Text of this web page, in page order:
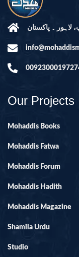
لاہور ۔ پاکستان
Our Projects
Mohaddis Books
Mohaddis Fatwa
Mohaddis Forum
Mohaddis Hadith
Mohaddis Magazine
Shamila Urdu
Studio